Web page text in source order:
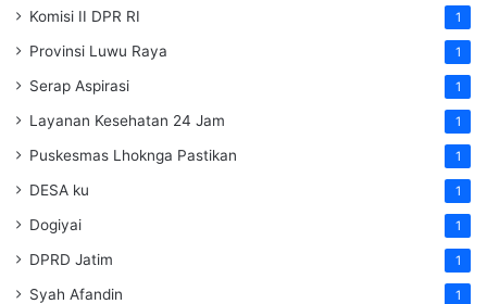
Komisi II DPR RI 1
Provinsi Luwu Raya 1
Serap Aspirasi 1
Layanan Kesehatan 24 Jam 1
Puskesmas Lhoknga Pastikan 1
DESA ku 1
Dogiyai 1
DPRD Jatim 1
Syah Afandin 1